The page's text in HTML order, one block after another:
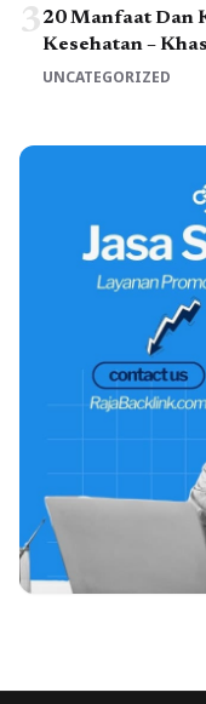
320 Manfaat Dan
Kesehatan –
UNCATEGORIZED